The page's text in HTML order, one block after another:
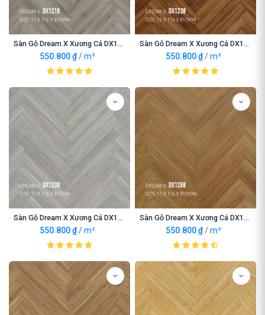
Sàn Gỗ Dream X Xương Cá DX1218
550.800₫ /m²
Sàn Gỗ Dream X Xương Cá DX1238
550.800₫ /m²
Sàn Gỗ Dream X Xương Cá DX1239
550.800₫ /m²
Sàn Gỗ Dream X Xương Cá DX1268
550.800₫ /m²